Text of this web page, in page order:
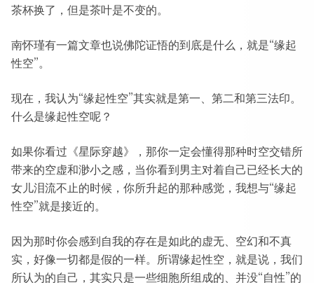
茶杯换了，但是茶叶是不变的。
南怀瑾有一篇文章也说佛陀证悟的到底是什么，就是“缘起
性空”。
现在，我认为“缘起性空”其实就是第一、第二和第三法印。
什么是缘起性空呢？
如果你看过《星际穿越》，那你一定会懂得那种时空交错所
带来的空虚和渺小之感，当你看到男主对着自己已经长大的
女儿泪流不止的时候，你所升起的那种感觉，我想与“缘起
性空”就是接近的。
因为那时你会感到自我的存在是如此的虚无、空幻和不真
实，好像一切都是假的一样。所谓缘起性空，就是说，我们
所认为的自己，其实只是一些细胞所组成的、并没“自性”的